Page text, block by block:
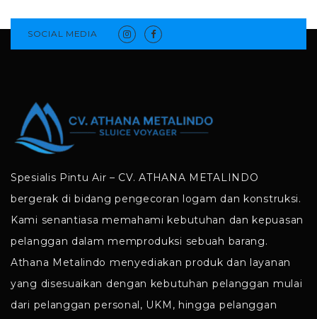
SOCIAL MEDIA
Spesialis Pintu Air – CV. ATHANA METALINDO
bergerak di bidang pengecoran logam dan konstruksi.
Kami senantiasa memahami kebutuhan dan kepuasan
pelanggan dalam memproduksi sebuah barang.
Athana Metalindo menyediakan produk dan layanan
yang disesuaikan dengan kebutuhan pelanggan mulai
dari pelanggan personal, UKM, hingga pelanggan